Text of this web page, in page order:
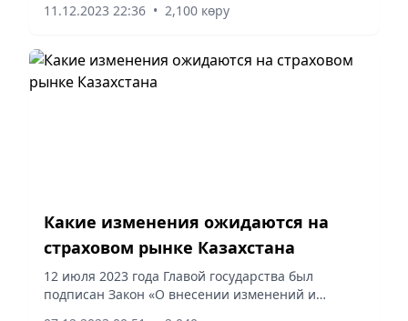
Австралию встретились с руководством компании
11.12.2023 22:36 • 2,100 көру
Какие изменения ожидаются на
страховом рынке Казахстана
12 июля 2023 года Главой государства был
подписан Закон «О внесении изменений и